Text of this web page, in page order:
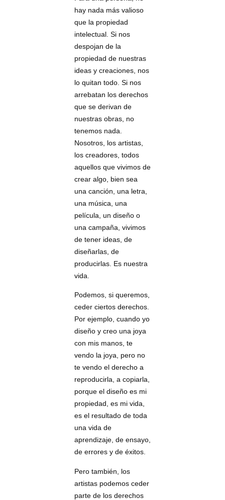
hay nada más valioso
que la propiedad
intelectual. Si nos
despojan de la
propiedad de nuestras
ideas y creaciones, nos
lo quitan todo. Si nos
arrebatan los derechos
que se derivan de
nuestras obras, no
tenemos nada.
Nosotros, los artistas,
los creadores, todos
aquellos que vivimos de
crear algo, bien sea
una canción, una letra,
una música, una
película, un diseño o
una campaña, vivimos
de tener ideas, de
diseñarlas, de
producirlas. Es nuestra
vida.
Podemos, si queremos,
ceder ciertos derechos.
Por ejemplo, cuando yo
diseño y creo una joya
con mis manos, te
vendo la joya, pero no
te vendo el derecho a
reproducirla, a copiarla,
porque el diseño es mi
propiedad, es mi vida,
es el resultado de toda
una vida de
aprendizaje, de ensayo,
de errores y de éxitos.
Pero también, los
artistas podemos ceder
parte de los derechos